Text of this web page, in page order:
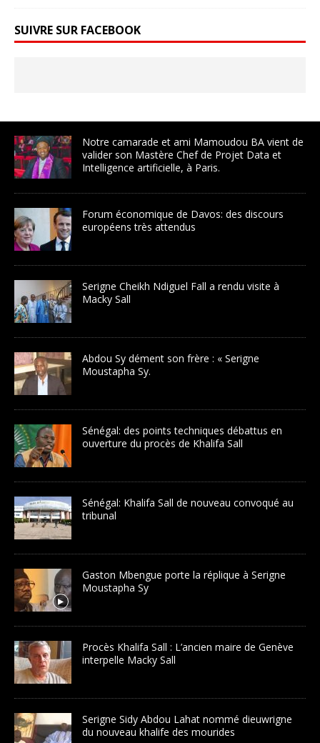
SUIVRE SUR FACEBOOK
Notre camarade et ami Mamoudou BA vient de
valider son Mastère Chef de Projet Data et
Intelligence artificielle, à Paris.
Forum économique de Davos: des discours
européens très attendus
Serigne Cheikh Ndiguel Fall a rendu visite à
Macky Sall
Abdou Sy dément son frère : « Serigne
Moustapha Sy.
Sénégal: des points techniques débattus en
ouverture du procès de Khalifa Sall
Sénégal: Khalifa Sall de nouveau convoqué au
tribunal
Gaston Mbengue porte la réplique à Serigne
Moustapha Sy
Procès Khalifa Sall : L’ancien maire de Genève
interpelle Macky Sall
Serigne Sidy Abdou Lahat nommé dieuwrigne
du nouveau khalife des mourides